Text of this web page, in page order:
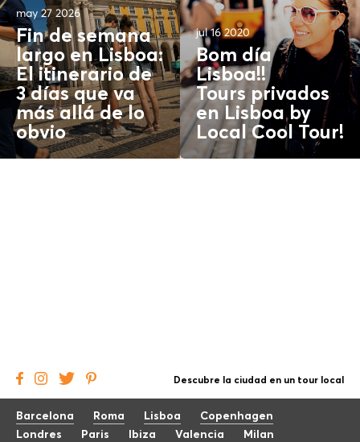
may 27 2026
Fin de semana
largo en Lisboa:
El itinerario de
3 días que va
más allá de lo
obvio
jul 16 2020
Bom día
Lisboa!!
Tours privados
en Lisboa by
Local Cool Tour!
Descubre la ciudad en un tour local
Barcelona Roma Lisboa
Copenhagen
Londres
Paris Ibiza Valencia
Milan